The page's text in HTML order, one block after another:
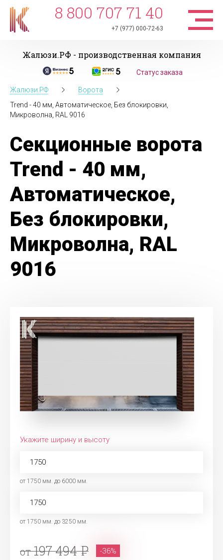
8 800 707 71 40
+7 (977) 000-72-63
Жалюзи.РФ - производственная компания
Статус заказа
Жалюзи.РФ
Ворота
Trend - 40 мм, Автоматическое, Без блокировки,
Микроволна, RAL 9016
Секционные ворота
Trend - 40 мм,
Автоматическое,
Без блокировки,
Микроволна, RAL
9016
Укажите ширину и высоту
от 1750 мм. до 6000 мм.
от 1750 мм. до 3250 мм.
от197 494 -36%